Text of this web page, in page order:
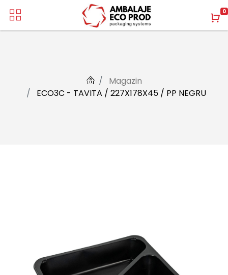
0
Magazin
ECO3C - TAVITA / 227X178X45 / PP NEGRU